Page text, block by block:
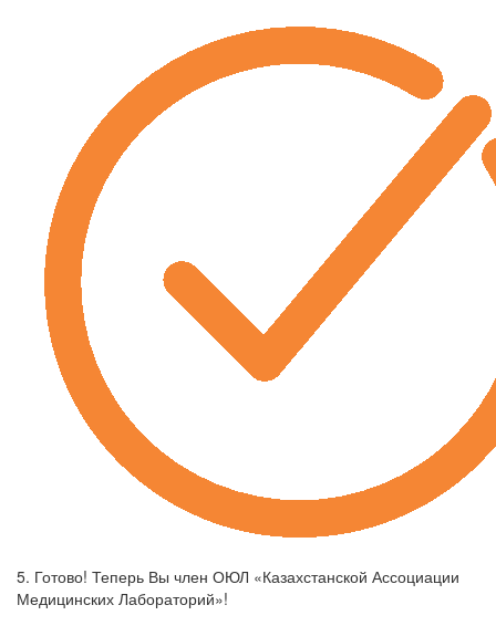
5. Готово! Теперь Вы член ОЮЛ «Казахстанской Ассоциации
Медицинских Лабораторий»!